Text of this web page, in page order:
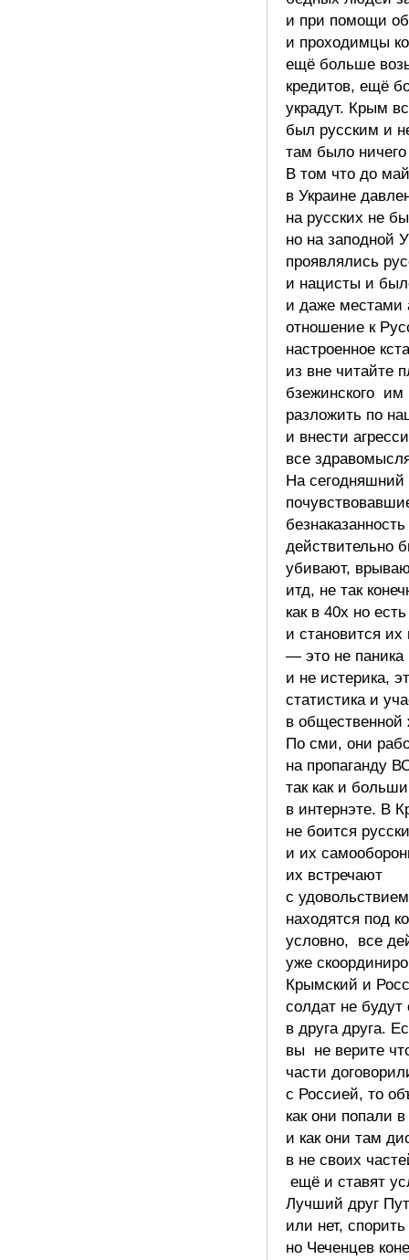
и при помощи
и проходимцы
ещё больше
кредитов, ещё
украдут. Крым
был русским и
там было ничего
В том что до
в Украине
на русских не
но на заподной
проявлялись
и нацисты и
и даже местами
отношение к
настроенное
из вне читайте
бзежинского
разложить по
и внести
все
На
действительно
убивают,
итд, не так
как в 40х но
и становится
— это не паника
и не истерика,
статистика и
в общественной
По сми, они
на пропаганду
так как и
в интернэте. В
не боится
и их
их встречают
с
находятся под
условно, все
уже
Крымский и
солдат не будут
в друга друга.
вы не верите
части
с Россией, то
как они попали
и как они там
в не своих
ещё и ставят
Лучший друг
или нет,
но Чеченцев